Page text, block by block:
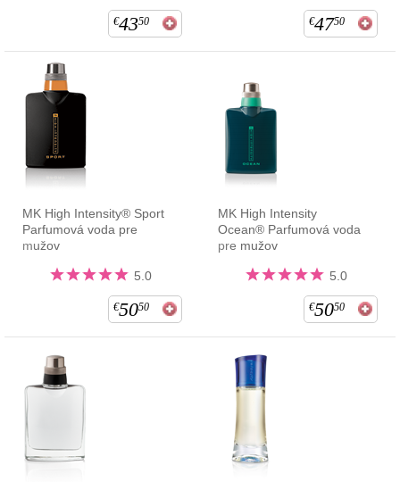
€4350 €4750
MK High Intensity® Sport
Parfumová voda pre
mužov
5.0
€5050
MK High Intensity
Ocean® Parfumová voda
pre mužov
5.0
€5050